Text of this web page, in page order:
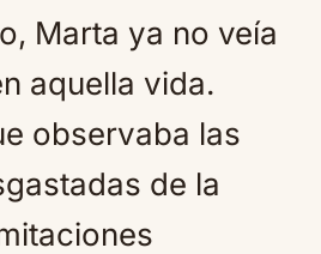
Marta ya no veía
aquella vida.
observaba las
de la